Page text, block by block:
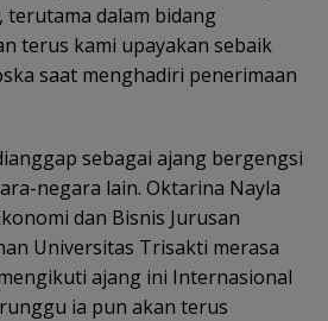
dalam bidang
terus kami upayakan sebaik
saat menghadiri penerimaan
sebagai ajang bergengsi
negara lain. Oktarina Nayla
dan Bisnis Jurusan
Universitas Trisakti merasa
ajang ini Internasional
ia pun akan terus